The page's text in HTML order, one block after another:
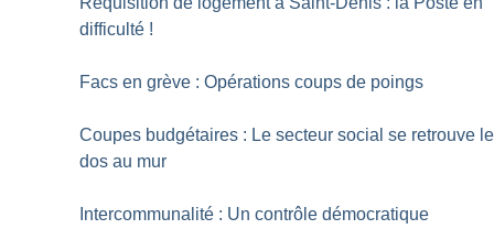
difficulté !
Facs en grève : Opérations coups de poings
Coupes budgétaires : Le secteur social se retrouve le
dos au mur
Intercommunalité : Un contrôle démocratique